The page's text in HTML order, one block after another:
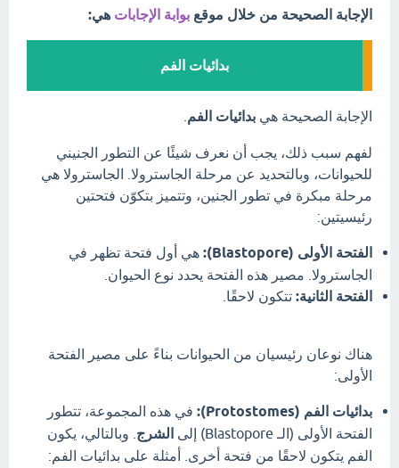
الإجابة الصحيحة من خلال موقع بوابة الإجابات هي:
بدائيات الفم
الإجابة الصحيحة هي بدائيات الفم
لفهم سبب ذلك، يجب أن نعرف شيئًا عن التطور الجنيني
للحيوانات، وبالتحديد عن مرحلة الجاسترولا. الجاسترولا هي
مرحلة مبكرة في تطور الجنين، وتتميز بتكوّن فتحتين
رئيسيتين:
الفتحة الأولى (Blastopore):
هي أول فتحة تظهر في
الجاسترولا. مصير هذه الفتحة يحدد نوع الحيوان.
الفتحة الثانية: تتكون لاحقًا.
هناك نوعان رئيسيان من الحيوانات بناءً على مصير الفتحة
الأولى:
بدائيات الفم (Protostomes):
في هذه المجموعة، تتطور
الفتحة الأولى (الـ Blastopore) إلى
الشرج . وبالتالي، يكون
الفم يتكون لاحقًا من فتحة أخرى. أمثلة على بدائيات الفم: